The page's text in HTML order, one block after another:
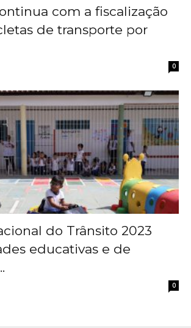
com a fiscalização
de transporte por
0
do Trânsito 2023
educativas e de
0